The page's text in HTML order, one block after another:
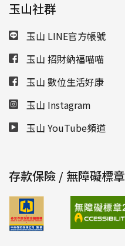
玉山社群
玉山 LINE官方帳號
玉山 招財納福喵喵
玉山 數位生活好康
玉山 Instagram
玉山 YouTube頻道
存款保險 / 無障礙標章